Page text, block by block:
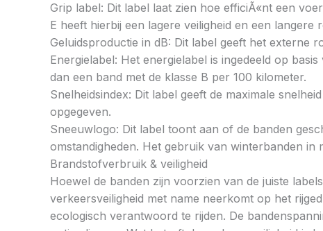
Grip label: Dit label laat zien hoe efficiÃ«nt een
E heeft hierbij een lagere veiligheid en een langere
Geluidsproductie in dB: Dit label geeft het externe
Energielabel: Het energielabel is ingedeeld op
dan een band met de klasse B per 100 kilometer.
Snelheidsindex: Dit label geeft de maximale
opgegeven.
Sneeuwlogo: Dit label toont aan of de banden
omstandigheden. Het gebruik van winterbanden in
Brandstofverbruik & veiligheid
Hoewel de banden zijn voorzien van de juiste
verkeersveiligheid met name neerkomt op het
ecologisch verantwoord te rijden. De